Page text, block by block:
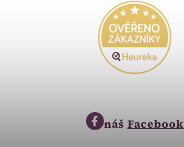
náš Facebook